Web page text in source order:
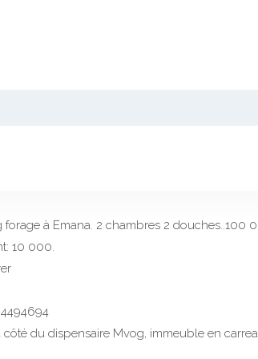
à Emana. 2 chambres 2 douches..100
10 000.
du dispensaire Mvog, immeuble en